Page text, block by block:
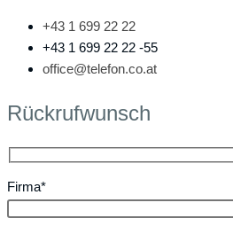
+43 1 699 22 22
+43 1 699 22 22 -55
office@telefon.co.at
Rückrufwunsch
Firma*